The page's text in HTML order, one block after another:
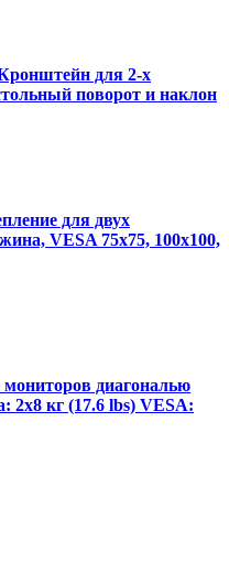
для 2-х
поворот и наклон
для двух
VESA 75x75, 100x100,
диагональю
2х8 кг (17.6 lbs) VESA: